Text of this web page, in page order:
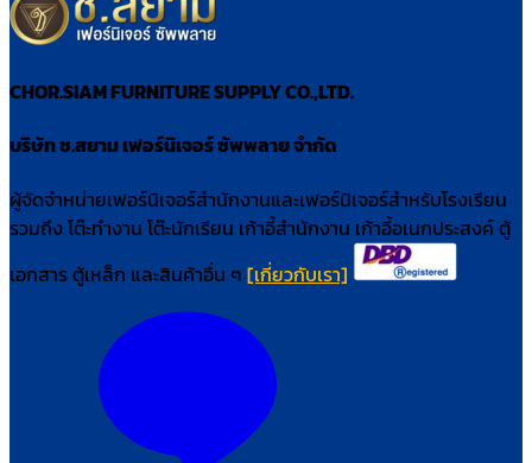
CHOR.SIAM FURNITURE SUPPLY CO.,LTD.
บริษัท ช.สยาม เฟอร์นิเจอร์ ซัพพลาย จำกัด
ผู้จัดจำหน่ายเฟอร์นิเจอร์สำนักงานและเฟอร์นิเจอร์สำหรับโรงเรียน
รวมถึง โต๊ะทำงาน โต๊ะนักเรียน เก้าอี้สำนักงาน เก้าอี้อเนกประสงค์ ตู้
เอกสาร ตู้เหล็ก และสินค้าอื่น ๆ [เกี่ยวกับเรา]